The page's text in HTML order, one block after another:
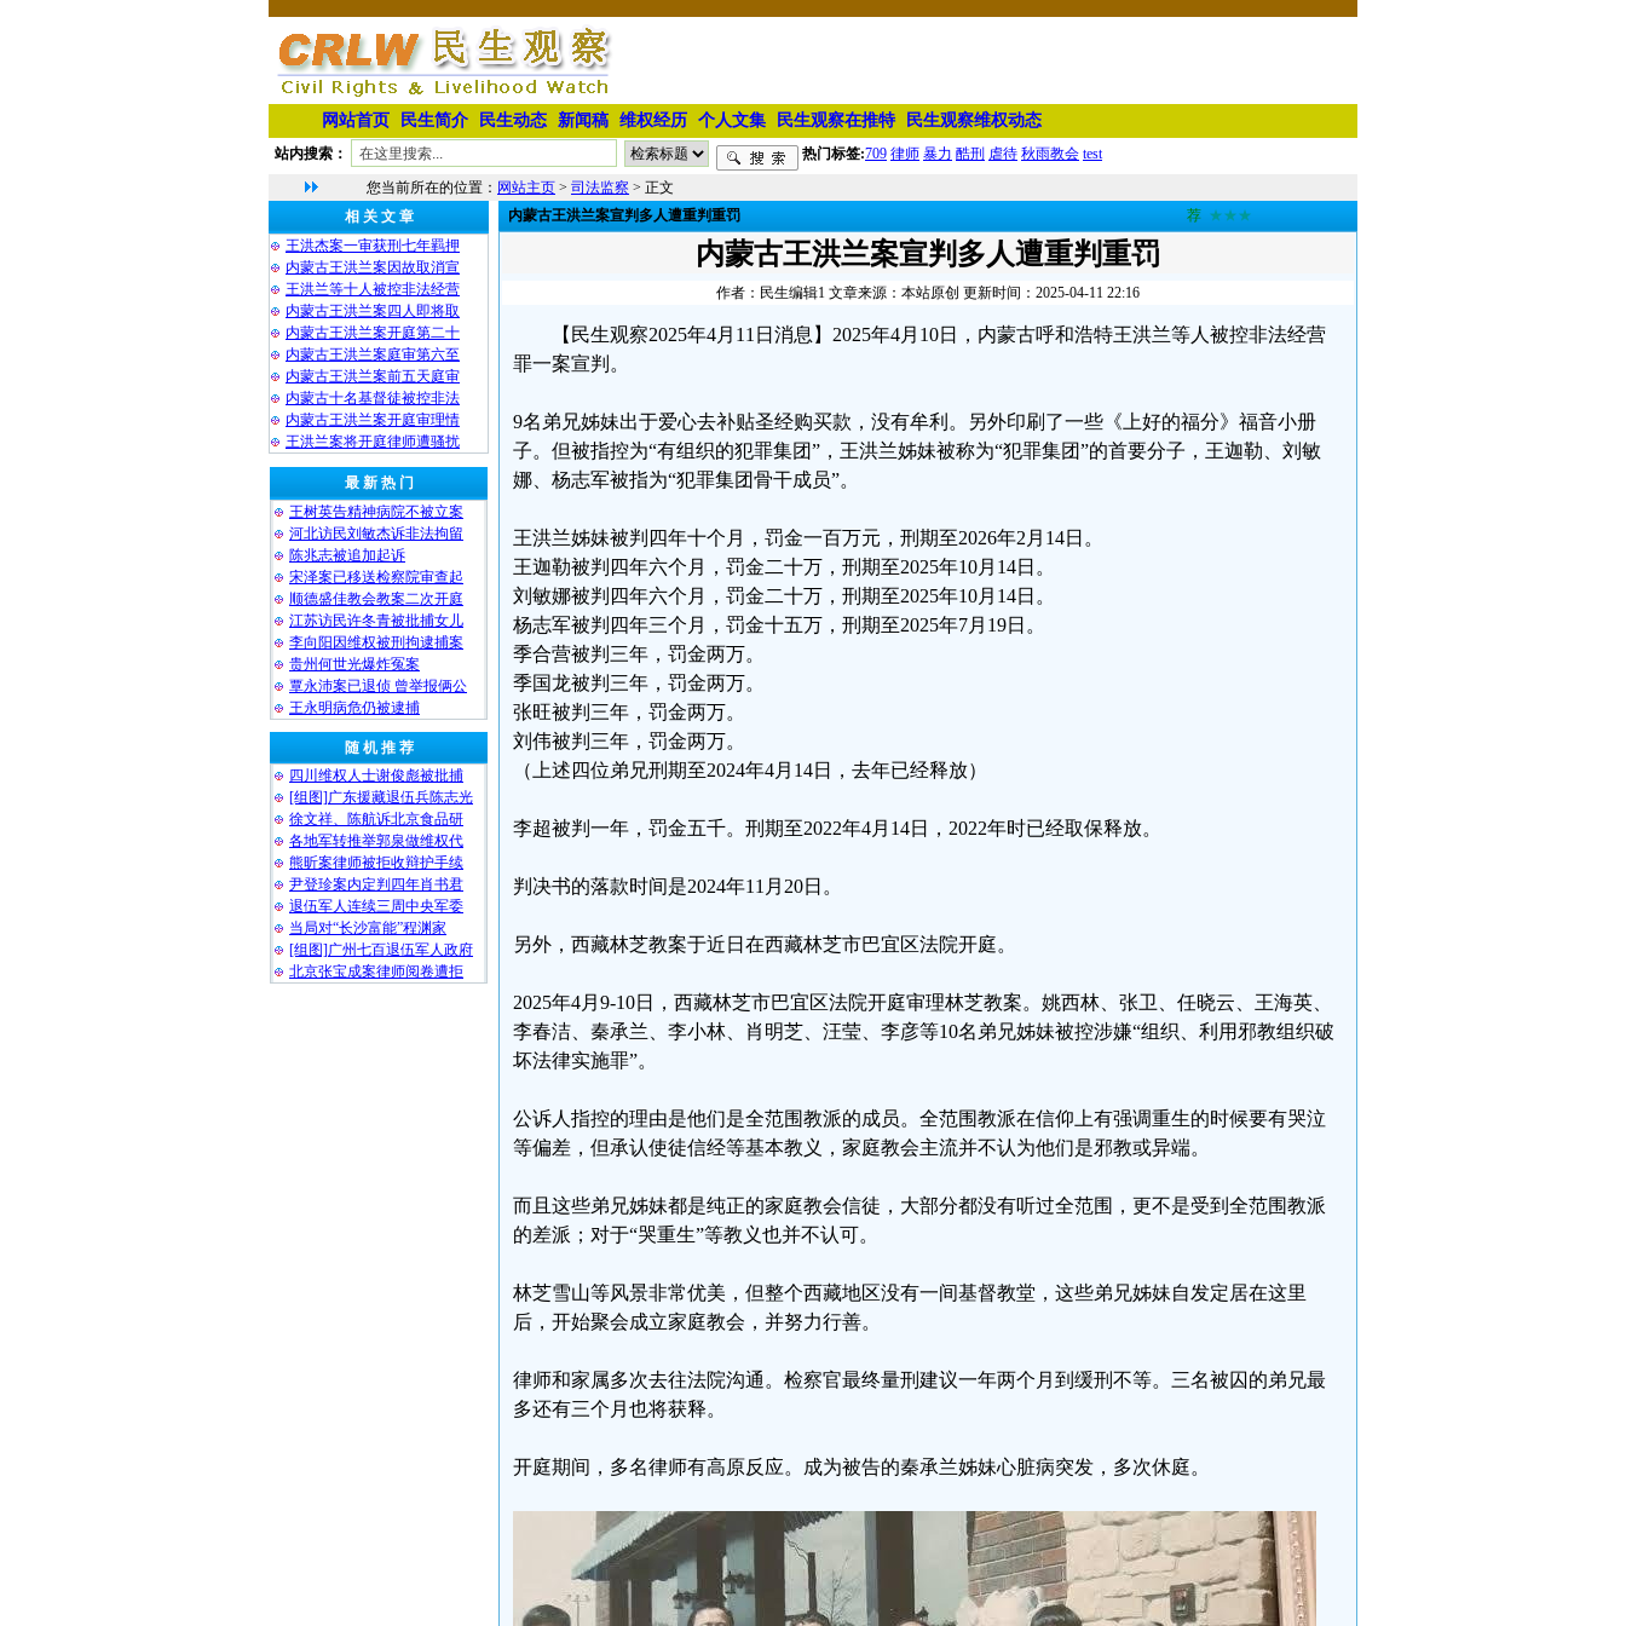
网站首页 民生简介 民生动态 新闻稿 维权经历 个人文集 民生观察在推特 民生观察维权动态
站内搜索： 热门标签:709 律师 暴力 酷刑 虐待 秋雨教会 test
您当前所在的位置： 网站主页 > 司法监察 > 正文
相 关 文 章
王洪杰案一审获刑七年羁押
内蒙古王洪兰案因故取消宣
王洪兰等十人被控非法经营
内蒙古王洪兰案四人即将取
内蒙古王洪兰案开庭第二十
内蒙古王洪兰案庭审第六至
内蒙古王洪兰案前五天庭审
内蒙古十名基督徒被控非法
内蒙古王洪兰案开庭审理情
王洪兰案将开庭律师遭骚扰
最 新 热 门
王树英告精神病院不被立案
河北访民刘敏杰诉非法拘留
陈兆志被追加起诉
宋泽案已移送检察院审查起
顺德盛佳教会教案二次开庭
江苏访民许冬青被批捕女儿
李向阳因维权被刑拘逮捕案
贵州何世光爆炸冤案
覃永沛案已退侦 曾举报俩公
王永明病危仍被逮捕
随 机 推 荐
四川维权人士谢俊彪被批捕
[组图]广东援藏退伍兵陈志光
徐文祥、陈航诉北京食品研
各地军转推举郭泉做维权代
熊昕案律师被拒收辩护手续
尹登珍案内定判四年肖书君
退伍军人连续三周中央军委
当局对“长沙富能”程渊家
[组图]广州七百退伍军人政府
北京张宝成案律师阅卷遭拒
内蒙古王洪兰案宣判多人遭重判重罚 荐 ★★★
内蒙古王洪兰案宣判多人遭重判重罚
作者：民生编辑1 文章来源：本站原创 更新时间：2025-04-11 22:16
【民生观察2025年4月11日消息】2025年4月10日，内蒙古呼和浩特王洪兰等人被控非法经营
罪一案宣判。
9名弟兄姊妹出于爱心去补贴圣经购买款，没有牟利。另外印刷了一些《上好的福分》福音小册
子。但被指控为“有组织的犯罪集团”，王洪兰姊妹被称为“犯罪集团”的首要分子，王迦勒、刘敏
娜、杨志军被指为“犯罪集团骨干成员”。
王洪兰姊妹被判四年十个月，罚金一百万元，刑期至2026年2月14日。
王迦勒被判四年六个月，罚金二十万，刑期至2025年10月14日。
刘敏娜被判四年六个月，罚金二十万，刑期至2025年10月14日。
杨志军被判四年三个月，罚金十五万，刑期至2025年7月19日。
季合营被判三年，罚金两万。
季国龙被判三年，罚金两万。
张旺被判三年，罚金两万。
刘伟被判三年，罚金两万。
（上述四位弟兄刑期至2024年4月14日，去年已经释放）
李超被判一年，罚金五千。刑期至2022年4月14日，2022年时已经取保释放。
判决书的落款时间是2024年11月20日。
另外，西藏林芝教案于近日在西藏林芝市巴宜区法院开庭。
2025年4月9-10日，西藏林芝市巴宜区法院开庭审理林芝教案。姚西林、张卫、任晓云、王海英、
李春洁、秦承兰、李小林、肖明芝、汪莹、李彦等10名弟兄姊妹被控涉嫌“组织、利用邪教组织破
坏法律实施罪”。
公诉人指控的理由是他们是全范围教派的成员。全范围教派在信仰上有强调重生的时候要有哭泣
等偏差，但承认使徒信经等基本教义，家庭教会主流并不认为他们是邪教或异端。
而且这些弟兄姊妹都是纯正的家庭教会信徒，大部分都没有听过全范围，更不是受到全范围教派
的差派；对于“哭重生”等教义也并不认可。
林芝雪山等风景非常优美，但整个西藏地区没有一间基督教堂，这些弟兄姊妹自发定居在这里
后，开始聚会成立家庭教会，并努力行善。
律师和家属多次去往法院沟通。检察官最终量刑建议一年两个月到缓刑不等。三名被囚的弟兄最
多还有三个月也将获释。
开庭期间，多名律师有高原反应。成为被告的秦承兰姊妹心脏病突发，多次休庭。